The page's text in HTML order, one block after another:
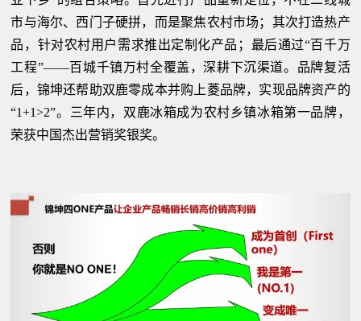
市与海尔、西门子硬拼，而是聚焦农村市场；其次打造热产
品，针对农村用户需求推出定制化产品；最后通过“百千万
工程”——百城千镇万村全覆盖，深耕下沉渠道。品牌复活
后，锦坤还帮助双鹿零成本并购上菱品牌，实现品牌资产的
“1+1>2”。三年内，双鹿冰箱成为农村乡镇冰箱第一品牌，
荣获中国杰出营销奖银奖。